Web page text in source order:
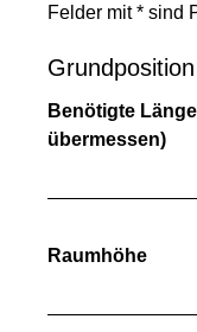
Felder mit * sind
Benötigte
übermessen)
Raumhöhe